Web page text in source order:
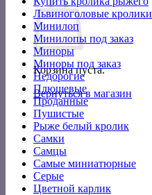
Корзина пуста.
Вернуться в магазин
Львиноголовые кролики
Минилоп
Минилопы под заказ
Миноры
Миноры под заказ
Недорогие
Плюшевые
Проданные
Пушистые
Рыже белый кролик
Самки
Самцы
Самые миниатюрные
Серые
Цветной карлик